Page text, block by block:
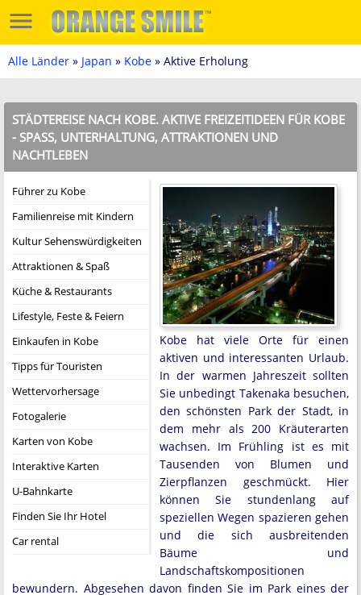
Alle Länder » Japan » Kobe » Aktive Erholung
STÄDTEREISE NACH KOBE. AKTIVE FREIZEITIDEEN FÜR KOBE
- SPASS, UNTERHALTUNG, ATTRAKTIONEN UND N
ACHTLEBEN
Führer zu Kobe
Familienreise mit Kindern
Kultur Sehenswürdigkeiten
Attraktionen & Spaß
Küche & Restaurants
Lifestyle, Feste & Feiern
Einkaufen in Kobe
Tipps für Touristen
Wettervorhersage
Fotogalerie
Karten von Kobe
Interaktive Karten
U-Bahnkarte
Finden Sie Ihr Hotel
Car rental
Kobe hat viele Orte für einen
aktiven und interessanten Urlaub.
In der warmen Jahreszeit sollten
Sie unbedingt Takenaka besuchen,
den schönsten Park der Stadt, in
dem mehr als 200 Kräuterarten
wachsen. Im Frühling ist es mit
Tausenden von Blumen und
Zierpflanzen geschmückt. Hier
können Sie stundenlang auf
speziellen Wegen spazieren gehen
und die sich ausbreitenden
Bäume und
Landschaftskompositionen
bewundern. Abgesehen davon finden Sie im Park eines der